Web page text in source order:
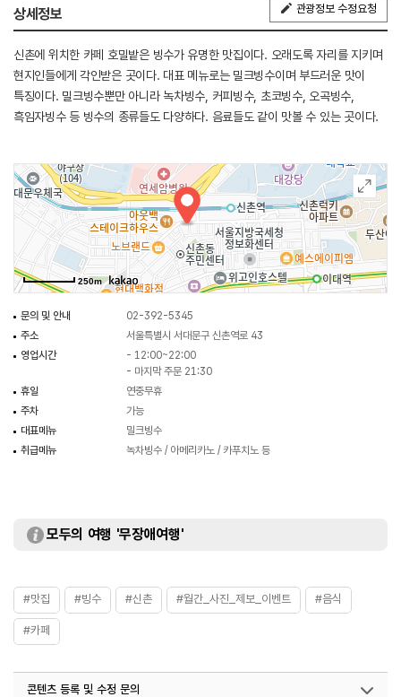
상세정보 관광정보 수정요청
신촌에 위치한 카페 호밀밭은 빙수가 유명한 맛집이다. 오래도록 자리를 지키며
현지인들에게 각인받은 곳이다. 대표 메뉴로는 밀크빙수이며 부드러운 맛이
특징이다. 밀크빙수뿐만 아니라 녹차빙수, 커피빙수, 초코빙수, 오곡빙수,
흑임자빙수 등 빙수의 종류들도 다양하다. 음료들도 같이 맛볼 수 있는 곳이다.
250m
문의 및 안내
02-392-5345
주소
서울특별시 서대문구 신촌역로 43
영업시간
- 12:00~22:00
- 마지막 주문 21:30
휴일
연중무휴
주차
가능
대표메뉴
밀크빙수
취급메뉴
녹차빙수 / 아메리카노 / 카푸치노 등
모두의 여행 '무장애여행'
#맛집 #빙수 #신촌 #월간_사진_제보_이벤트 #음식
#카페
콘텐츠 등록 및 수정 문의